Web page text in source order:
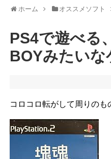
ホーム オススメソフト
PS4で遊べる
BOYみたいな
コロコロ転がして周りのも